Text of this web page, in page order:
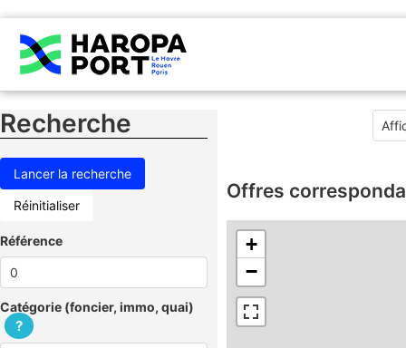
Recherche
Réinitialiser
Référence
Catégorie (foncier, immo, quai)
?
Offres
+
−